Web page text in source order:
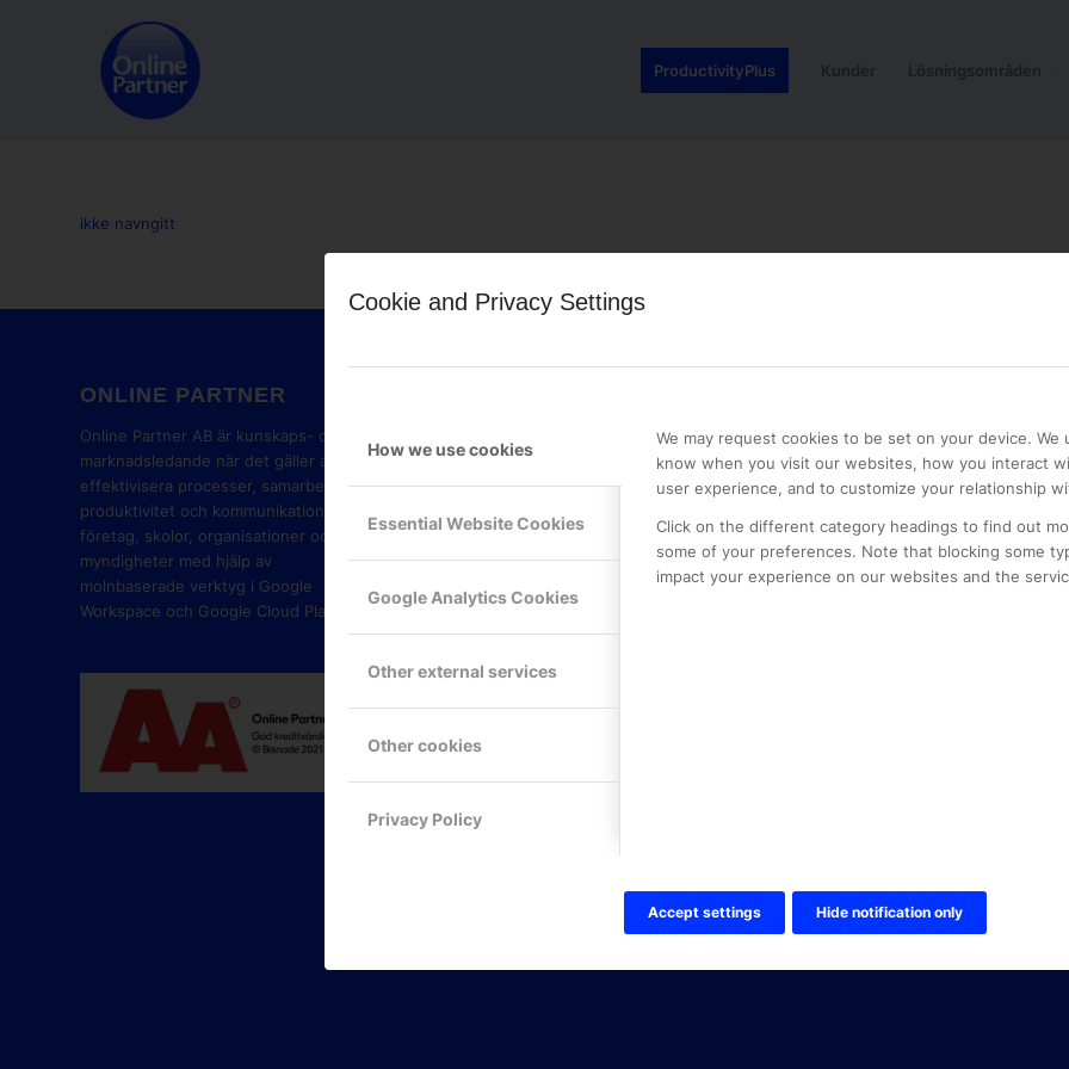
Cookie and Privacy Settings
How we use cookies
Essential Website Cookies
Google Analytics Cookies
Other external services
Other cookies
Privacy Policy
We may request cookies to be set on your device. We
know when you visit our websites, how you interact
user experience, and to customize your relationship
Click on the different category headings to find out
some of your preferences. Note that blocking some
impact your experience on our websites and the
Accept settings Hide notification only
ProductivityPlus Kunder Lösningsområden
ikke navngitt
ONLINE PARTNER
Online Partner AB är kunskaps- och
marknadsledande när det gäller att
effektivisera processer, samarbete,
produktivitet och kommunikation i
företag, skolor, organisationer och
myndigheter med hjälp av
molnbaserade verktyg i Google
Workspace och Google Cloud Platform.
ONLINE PARTNER AB
Mejerivägen 3
117 61 Stockholm
Tel: 08-42 00 04 00
Hitta hit